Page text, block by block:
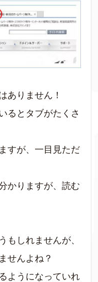
ありません！
るとタブがたくさ
すが、一目見ただ
かりますが、読む
もしれませんが、
せんよね？
ようになっていれ